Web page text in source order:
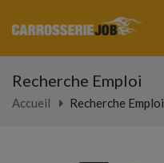
Recherche Emploi
Accueil Recherche Emploi